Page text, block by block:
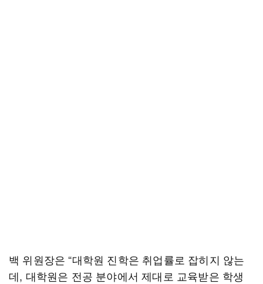
백 위원장은 “대학원 진학은 취업률로 잡히지 않는
데, 대학원은 전공 분야에서 제대로 교육받은 학생